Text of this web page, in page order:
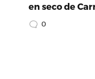
en seco de
0